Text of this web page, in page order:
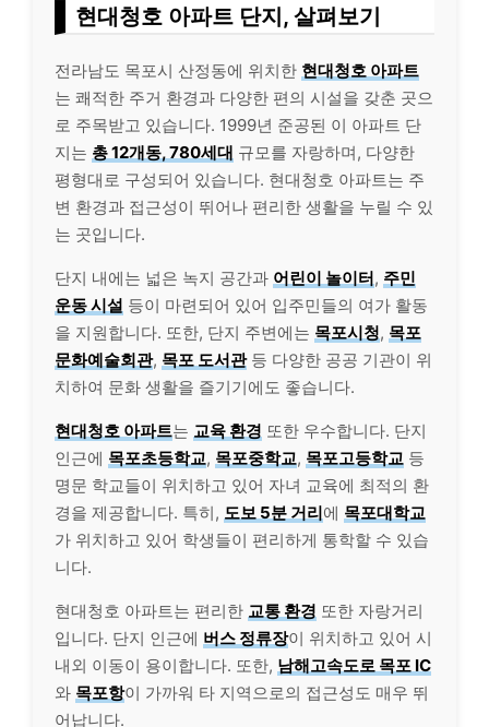
현대청호 아파트 단지, 살펴보기
전라남도 목포시 산정동에 위치한 현대청호 아파트
는 쾌적한 주거 환경과 다양한 편의 시설을 갖춘 곳으
로 주목받고 있습니다. 1999년 준공된 이 아파트 단
지는 총 12개동, 780세대 규모를 자랑하며, 다양한
평형대로 구성되어 있습니다. 현대청호 아파트는 주
변 환경과 접근성이 뛰어나 편리한 생활을 누릴 수 있
는 곳입니다.
단지 내에는 넓은 녹지 공간과 어린이 놀이터, 주민
운동 시설 등이 마련되어 있어 입주민들의 여가 활동
을 지원합니다. 또한, 단지 주변에는 목포시청, 목포
문화예술회관, 목포 도서관등 다양한 공공 기관이 위
치하여 문화 생활을 즐기기에도 좋습니다.
현대청호 아파트는 교육 환경 또한 우수합니다. 단지
인근에 목포초등학교, 목포중학교, 목포고등학교 등
명문 학교들이 위치하고 있어 자녀 교육에 최적의 환
경을 제공합니다. 특히, 도보 5분 거리에 목포대학교
가 위치하고 있어 학생들이 편리하게 통학할 수 있습
니다.
현대청호 아파트는 편리한 교통 환경 또한 자랑거리
입니다. 단지 인근에 버스 정류장이 위치하고 있어 시
내외 이동이 용이합니다. 또한, 남해고속도로 목포 IC
와 목포항이 가까워 타 지역으로의 접근성도 매우 뛰
어납니다.